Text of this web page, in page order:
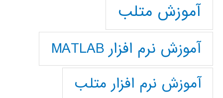
آموزش متلب
آموزش نرم افزار MATLAB
آموزش نرم افزار متلب